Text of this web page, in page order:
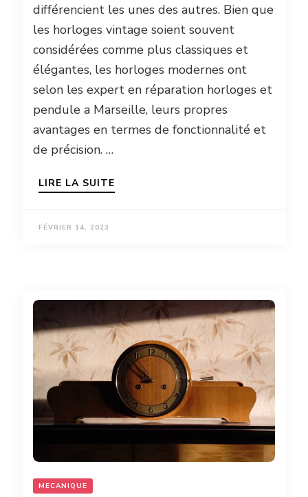
différencient les unes des autres. Bien que
les horloges vintage soient souvent
considérées comme plus classiques et
élégantes, les horloges modernes ont
selon les expert en réparation horloges et
pendule a Marseille, leurs propres
avantages en termes de fonctionnalité et
de précision. …
LIRE LA SUITE
FÉVRIER 14, 2023
MECANIQUE